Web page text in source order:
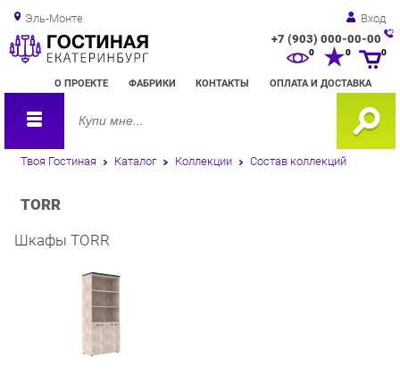
Эль-Монте Вход
+7 (903) 000-00-00
О ПРОЕКТЕ ФАБРИКИ КОНТАКТЫ ОПЛАТА И ДОСТАВКА
0 0
Твоя Гостиная Каталог Коллекции Состав коллекций
TORR
Шкафы TORR